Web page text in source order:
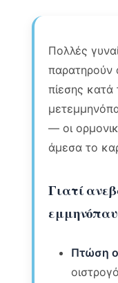
Πολλές
παρατηρούν
πίεσης κατά
— οι
άμεσα το
Γιατί
Πτώση